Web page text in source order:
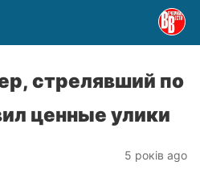
стрелявший по
ценные улики
5 років ago